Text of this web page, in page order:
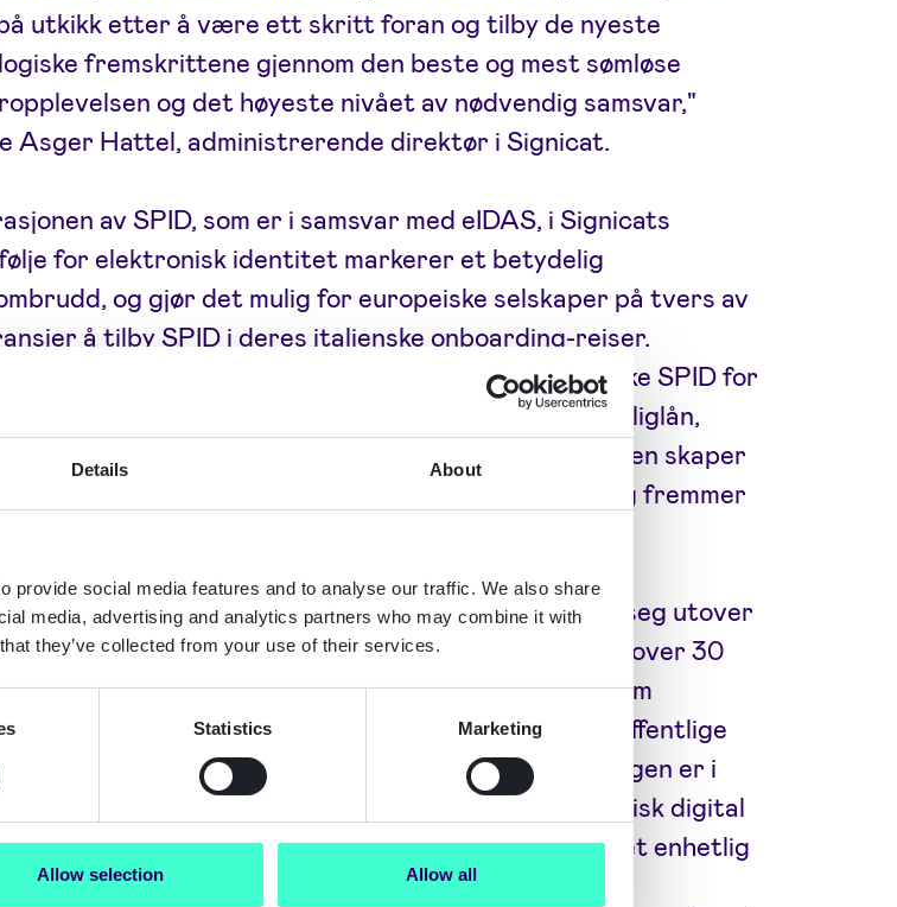
Details About
provide social media features and to analyse our traffic. We also share
media, advertising and analytics partners who may combine it with
they’ve collected from your use of their services.
Statistics Marketing
Allow selection Allow all
utkikk etter å være ett skritt foran og tilby de nyeste
fremskrittene gjennom den beste og mest sømløse
og det høyeste nivået av nødvendig samsvar,"
Asger Hattel, administrerende direktør i Signicat.
av SPID, som er i samsvar med eIDAS, i Signicats
for elektronisk identitet markerer et betydelig
og gjør det mulig for europeiske selskaper på tvers av
å tilby SPID i deres italienske onboarding-reiser.
borgere som bor i andre europeiske land, kan bruke SPID for
som å åpne bankkontoer, leie biler eller signere boliglån,
at tjenestetilbyderne godtar det. Denne utviklingen skaper
mellom borgere og virksomheter over hele Europa, og fremmer
forpliktelse til elektronisk identifikasjon strekker seg utover
til SPID. For øyeblikket tilrettelegger selskapet for over 30
ID-er i sin plattform for digital identitet, noe som
elektroniske interaksjoner mellom virksomheter, offentlige
og deres kunder. Denne omfattende tilnærmingen er i
Den europeiske kommisjonens prosjekt for europeisk digital
som har som mål å bringe kontinentet nærmere et enhetlig
for digital identitet. Signicats aktive deltakelse i